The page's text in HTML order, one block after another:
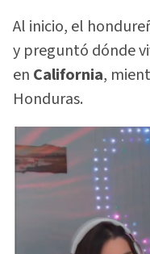
Al inicio, el
y preguntó dónde
en California,
Honduras.